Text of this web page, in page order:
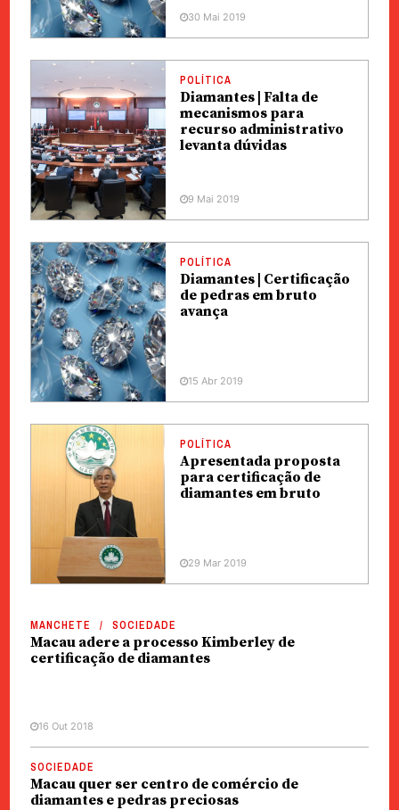
30 Mai 2019
POLÍTICA
Diamantes | Falta de
mecanismos para
recurso administrativo
levanta dúvidas
9 Mai 2019
POLÍTICA
Diamantes | Certificação
de pedras em bruto
avança
15 Abr 2019
POLÍTICA
Apresentada proposta
para certificação de
diamantes em bruto
29 Mar 2019
MANCHETE SOCIEDADE
Macau adere a processo Kimberley de
certificação de diamantes
16 Out 2018
SOCIEDADE
Macau quer ser centro de comércio de
diamantes e pedras preciosas